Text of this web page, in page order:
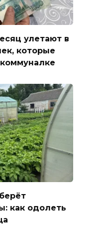
улетают в
которые
как одолеть